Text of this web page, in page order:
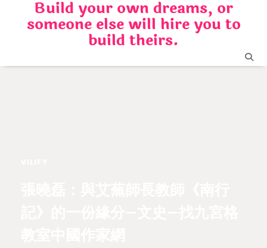
Build your own dreams, or
someone else will hire you to
build theirs.